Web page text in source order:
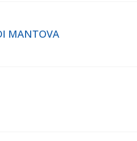
MANTOVA